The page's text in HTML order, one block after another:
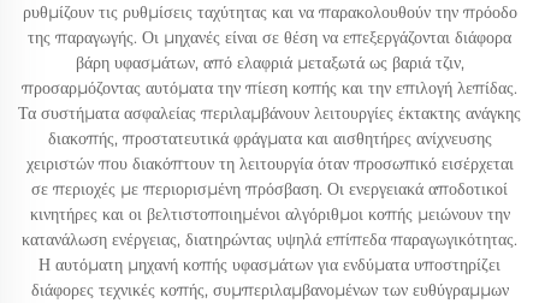
ρυθμίζουν τις ρυθμίσεις ταχύτητας και να παρακολουθούν την πρόοδο
της παραγωγής. Οι μηχανές είναι σε θέση να επεξεργάζονται διάφορα
βάρη υφασμάτων, από ελαφριά μεταξωτά ως βαριά τζιν,
προσαρμόζοντας αυτόματα την πίεση κοπής και την επιλογή λεπίδας.
Τα συστήματα ασφαλείας περιλαμβάνουν λειτουργίες έκτακτης ανάγκης
διακοπής, προστατευτικά φράγματα και αισθητήρες ανίχνευσης
χειριστών που διακόπτουν τη λειτουργία όταν προσωπικό εισέρχεται
σε περιοχές με περιορισμένη πρόσβαση. Οι ενεργειακά αποδοτικοί
κινητήρες και οι βελτιστοποιημένοι αλγόριθμοι κοπής μειώνουν την
κατανάλωση ενέργειας, διατηρώντας υψηλά επίπεδα παραγωγικότητας.
Η αυτόματη μηχανή κοπής υφασμάτων για ενδύματα υποστηρίζει
διάφορες τεχνικές κοπής, συμπεριλαμβανομένων των ευθύγραμμων